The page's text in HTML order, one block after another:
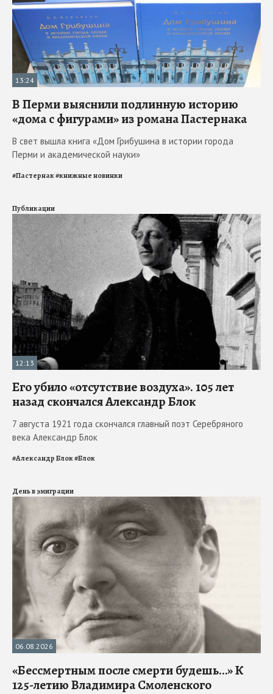
13:24
В Перми выяснили подлинную историю
«дома с фигурами» из романа Пастернака
В свет вышла книга «Дом Грибушина в истории города
Перми и академической науки»
#Пастернак#книжные новинки
Публикации
12:13
Его убило «отсутствие воздуха». 105 лет
назад скончался Александр Блок
7 августа 1921 года скончался главный поэт Серебряного
века Александр Блок
#Александр Блок#Блок
День в эмиграции
06.08.2026
«Бессмертным после смерти будешь…» К
125-летию Владимира Смоленского